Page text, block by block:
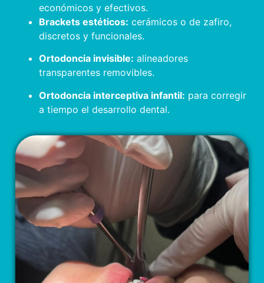
económicos y efectivos.
Brackets estéticos: cerámicos o de zafiro,
discretos y funcionales.
Ortodoncia invisible: alineadores
transparentes removibles.
Ortodoncia interceptiva infantil: para corregir
a tiempo el desarrollo dental.